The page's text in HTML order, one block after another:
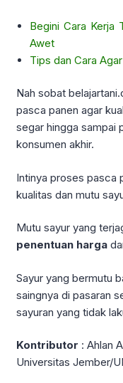
Begini Cara Kerja
Awet
Tips dan Cara
Nah sobat
pasca panen agar
segar hingga sampai
konsumen akhir.
Intinya proses pasca
kualitas dan mutu
Mutu sayur yang
penentuan harga
Sayur yang bermutu
saingnya di pasaran
sayuran yang tidak
Kontributor : Ahlan
Universitas Jember/